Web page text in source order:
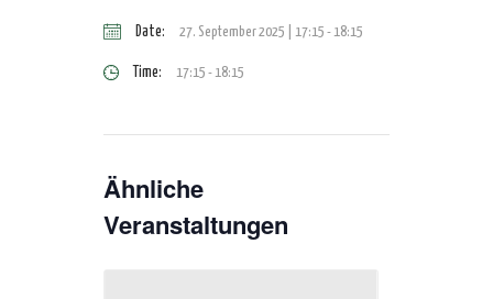
Date: 27. September 2025 | 17:15 -18:15
Time: 17:15 - 18:15
Ähnliche
Veranstaltungen